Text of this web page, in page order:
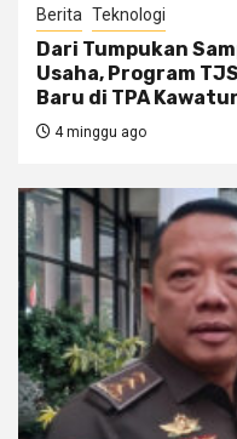
Berita Teknologi
Dari Tumpukan
Usaha, Program
Baru di TPA
4 minggu ago